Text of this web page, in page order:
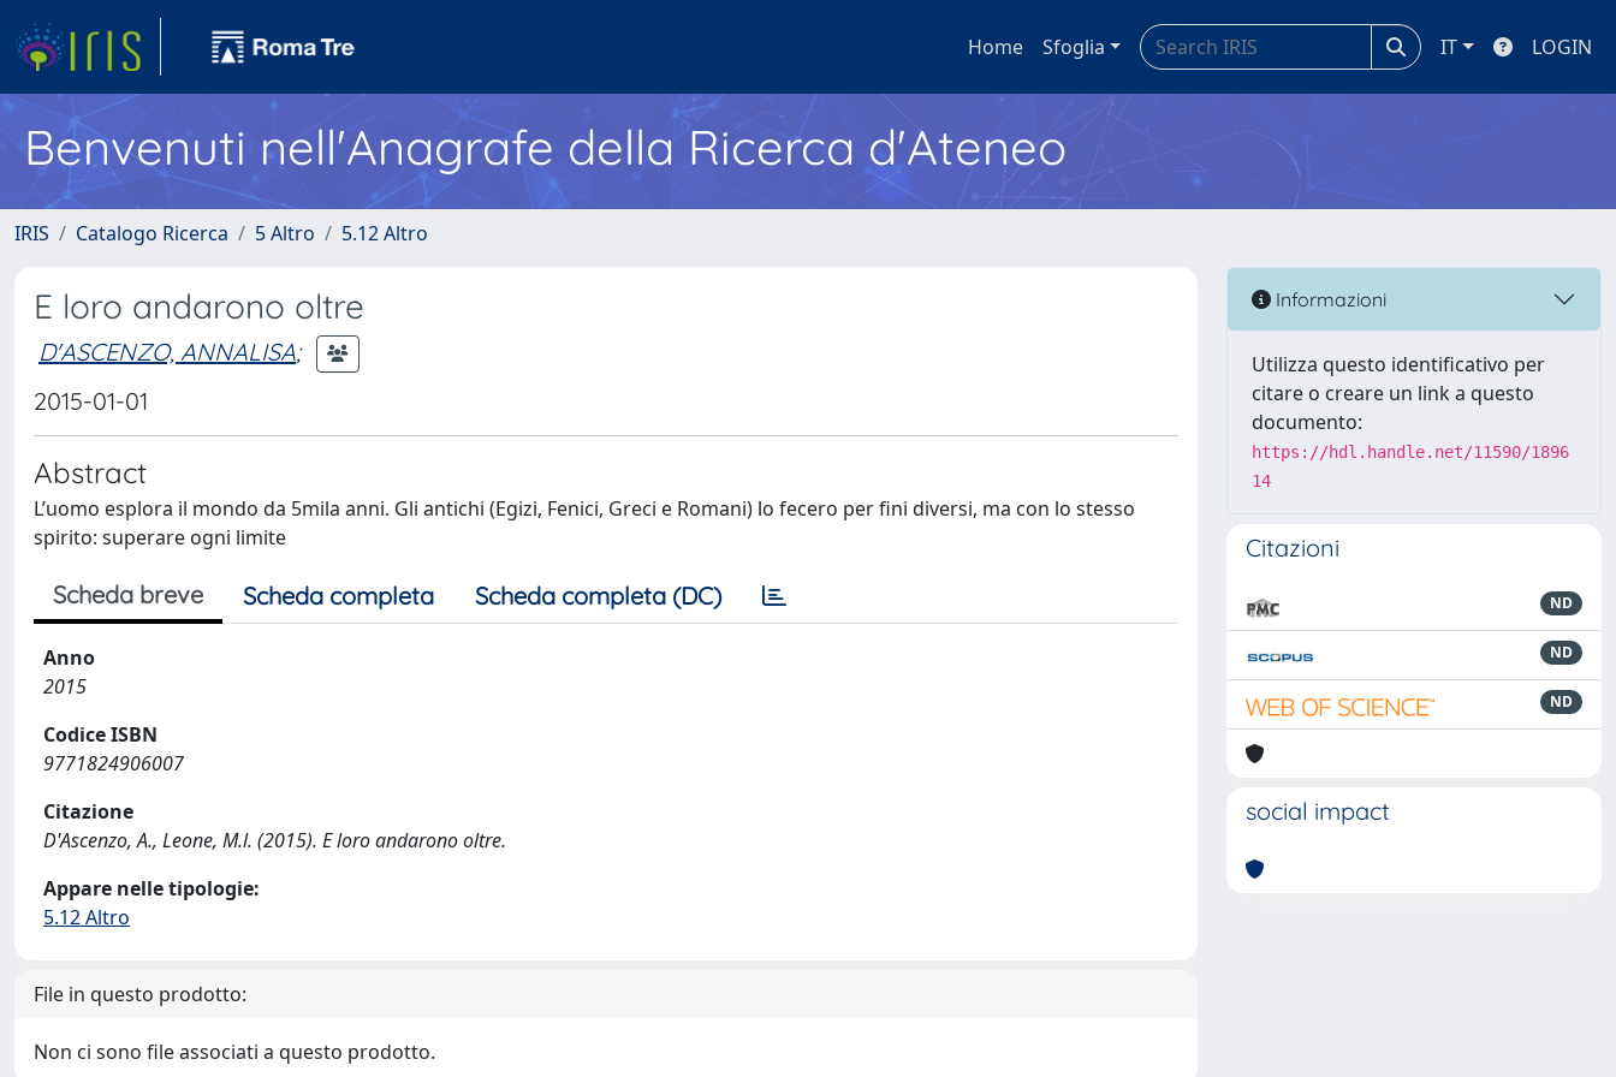
Home Sfoglia IT LOGIN
Benvenuti nell'Anagrafe della Ricerca d'Ateneo
IRIS Catalogo Ricerca 5 Altro 5.12 Altro
E loro andarono oltre
D'ASCENZO, ANNALISA;
2015-01-01
Abstract
L’uomo esplora il mondo da 5mila anni. Gli antichi (Egizi, Fenici, Greci e Romani) lo fecero per fini diversi, ma con lo stesso
spirito: superare ogni limite
Scheda breve Scheda completa Scheda completa (DC)
Anno
2015
Codice ISBN
9771824906007
Citazione
D'Ascenzo, A., Leone, M.l. (2015). E loro andarono oltre.
Appare nelle tipologie:
5.12 Altro
File in questo prodotto:
Non ci sono file associati a questo prodotto.
Informazioni
Utilizza questo identificativo per
citare o creare un link a questo
documento:
https://hdl.handle.net/11590/1896
14
Citazioni
ND
ND
ND
social impact